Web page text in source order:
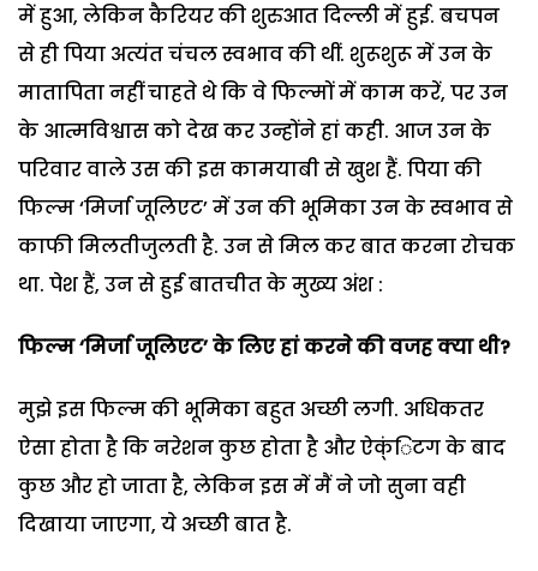
में हुआ, लेकिन कैरियर की शुरुआत दिल्ली में हुई. बचपन
से ही पिया अत्यंत चंचल स्वभाव की थीं. शुरूशुरू में उन के
मातापिता नहीं चाहते थे कि वे फिल्मों में काम करें, पर उन
के आत्मविश्वास को देख कर उन्होंने हां कही. आज उन के
परिवार वाले उस की इस कामयाबी से खुश हैं. पिया की
फिल्म ‘मिर्जा जूलिएट’ में उन की भूमिका उन के स्वभाव से
काफी मिलतीजुलती है. उन से मिल कर बात करना रोचक
था. पेश हैं, उन से हुई बातचीत के मुख्य अंश :
फिल्म‘मिर्जा जूलिएट’ के लिए हां करने की वजह क्या थी?
मुझे इस फिल्म की भूमिका बहुत अच्छी लगी. अधिकतर
ऐसा होता है कि नरेशन कुछ होता है और ऐक्ंिटग के बाद
कुछ और हो जाता है, लेकिन इस में मैं ने जो सुना वही
दिखाया जाएगा, ये अच्छी बात है.